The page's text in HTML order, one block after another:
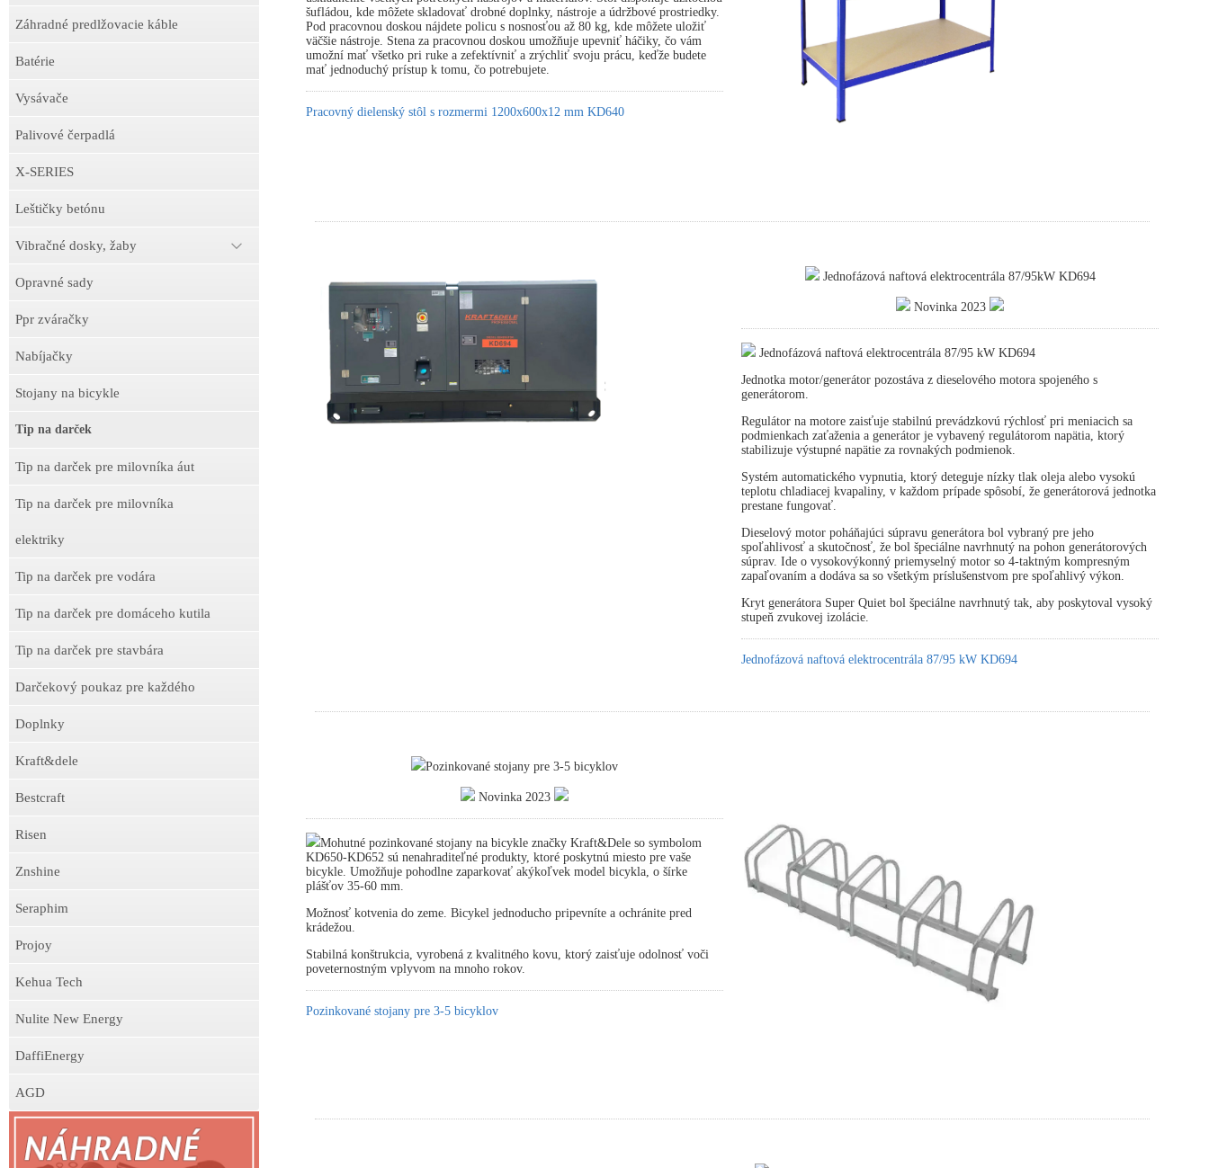
Záhradné predlžovacie káble
Batérie
Vysávače
Palivové čerpadlá
X-SERIES
Leštičky betónu
Vibračné dosky, žaby
Opravné sady
Ppr zváračky
Nabíjačky
Stojany na bicykle
Tip na darček
Tip na darček pre milovníka áut
Tip na darček pre milovníka
elektriky
Tip na darček pre vodára
Tip na darček pre domáceho kutila
Tip na darček pre stavbára
Darčekový poukaz pre každého
Doplnky
Kraft&dele
Bestcraft
Risen
Znshine
Seraphim
Projoy
Kehua Tech
Nulite New Energy
DaffiEnergy
AGD
šufládou, kde môžete skladovať drobné doplnky, nástroje a údržbové prostriedky.
Pod pracovnou doskou nájdete policu s nosnosťou až 80 kg, kde môžete uložiť
väčšie nástroje. Stena za pracovnou doskou umožňuje upevniť háčiky, čo vám
umožní mať všetko pri ruke a zefektívniť a zrýchliť svoju prácu, keďže budete
mať jednoduchý prístup k tomu, čo potrebujete.
Pracovný dielenský stôl s rozmermi 1200x600x12 mm KD640
Jednofázová naftová elektrocentrála 87/95kW KD694
Novinka 2023
Jednofázová naftová elektrocentrála 87/95 kW KD694
Jednotka motor/generátor pozostáva z dieselového motora spojeného s
generátorom.
Regulátor na motore zaisťuje stabilnú prevádzkovú rýchlosť pri meniacich sa
podmienkach zaťaženia a generátor je vybavený regulátorom napätia, ktorý
stabilizuje výstupné napätie za rovnakých podmienok.
Systém automatického vypnutia, ktorý deteguje nízky tlak oleja alebo vysokú
teplotu chladiacej kvapaliny, v každom prípade spôsobí, že generátorová jednotka
prestane fungovať.
Dieselový motor poháňajúci súpravu generátora bol vybraný pre jeho
spoľahlivosť a skutočnosť, že bol špeciálne navrhnutý na pohon generátorových
súprav. Ide o vysokovýkonný priemyselný motor so 4-taktným kompresným
zapaľovaním a dodáva sa so všetkým príslušenstvom pre spoľahlivý výkon.
Kryt generátora Super Quiet bol špeciálne navrhnutý tak, aby poskytoval vysoký
stupeň zvukovej izolácie.
Jednofázová naftová elektrocentrála 87/95 kW KD694
Pozinkované stojany pre 3-5 bicyklov
Novinka 2023
Mohutné pozinkované stojany na bicykle značky Kraft&Dele so symbolom
KD650-KD652 sú nenahraditeľné produkty, ktoré poskytnú miesto pre vaše
bicykle. Umožňuje pohodlne zaparkovať akýkoľvek model bicykla, o šírke
plášťov 35-60 mm.
Možnosť kotvenia do zeme. Bicykel jednoducho pripevníte a ochránite pred
krádežou.
Stabilná konštrukcia, vyrobená z kvalitného kovu, ktorý zaisťuje odolnosť voči
poveternostným vplyvom na mnoho rokov.
Pozinkované stojany pre 3-5 bicyklov